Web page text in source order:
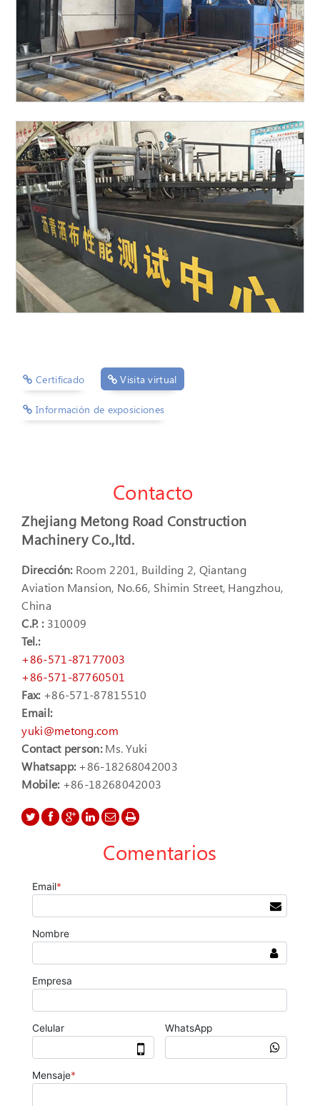
Certificado Visita virtual
Información de exposiciones
Contacto
Zhejiang Metong Road Construction
Machinery Co.,ltd.
Dirección: Room 2201, Building 2, Qiantang
Aviation Mansion, No.66, Shimin Street, Hangzhou,
China
C.P. :310009
Tel.:
+86-571-87177003
+86-571-87760501
Fax:+86-571-87815510
Email:
yuki@metong.com
Contact person:Ms. Yuki
Whatsapp:+86-18268042003
Mobile: +86-18268042003
Comentarios